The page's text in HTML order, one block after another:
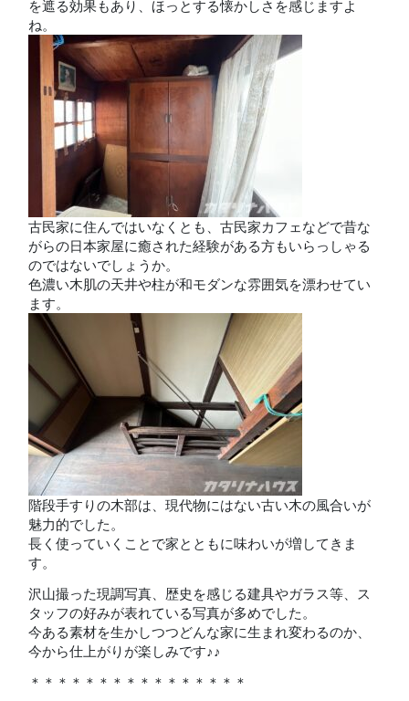
を遮る効果もあり、ほっとする懐かしさを感じますよ
ね。
古民家に住んではいなくとも、古民家カフェなどで昔な
がらの日本家屋に癒された経験がある方もいらっしゃる
のではないでしょうか。
色濃い木肌の天井や柱が和モダンな雰囲気を漂わせてい
ます。
階段手すりの木部は、現代物にはない古い木の風合いが
魅力的でした。
長く使っていくことで家とともに味わいが増してきま
す。
沢山撮った現調写真、歴史を感じる建具やガラス等、ス
タッフの好みが表れている写真が多めでした。
今ある素材を生かしつつどんな家に生まれ変わるのか、
今から仕上がりが楽しみです♪♪
＊＊＊＊＊＊＊＊＊＊＊＊＊＊＊＊